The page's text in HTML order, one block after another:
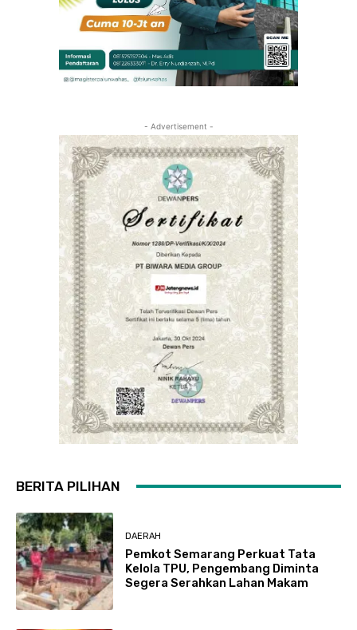
- Advertisement -
BERITA PILIHAN
DAERAH
Pemkot Semarang Perkuat Tata
Kelola TPU, Pengembang Diminta
Segera Serahkan Lahan Makam